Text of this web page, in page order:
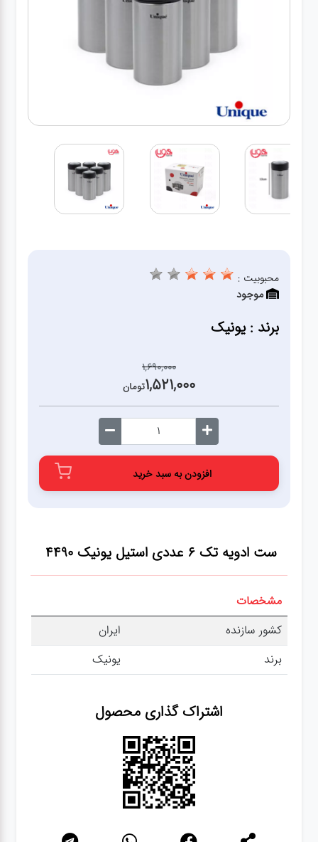
لوازم پلاسکو
لوازم متفرقه
آشپزخانه
کلمن،فلاسک،قمقمه
بانکه،پاسماوری،جا
کتری قوری
زباله،سرویس
بهداشتی،حمام
سرویس های
چینی تقدس
ست ادویه تک 6 عددی استیل یونیک 4490
مشخصات
کشور سازنده
ایران
برند
یونیک
اشتراک گذاری محصول
محبوبیت :
موجود
برند : یونیک
1,690,000
1,521,000تومان
افزودن به سبد خرید